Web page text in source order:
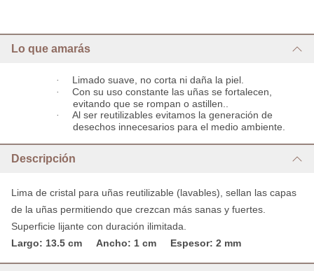
Lo que amarás
·
Limado suave, no corta ni daña la piel.
·
Con su uso constante las uñas se fortalecen,
evitando que se rompan o astillen..
·
Al ser reutilizables evitamos la generación de
desechos innecesarios para el medio ambiente.
Descripción
Lima de cristal para uñas reutilizable (lavables), sellan las capas
de la uñas permitiendo que crezcan más sanas y fuertes.
Superficie lijante con duración ilimitada.
Largo: 13.5 cm Ancho: 1 cm Espesor: 2 mm